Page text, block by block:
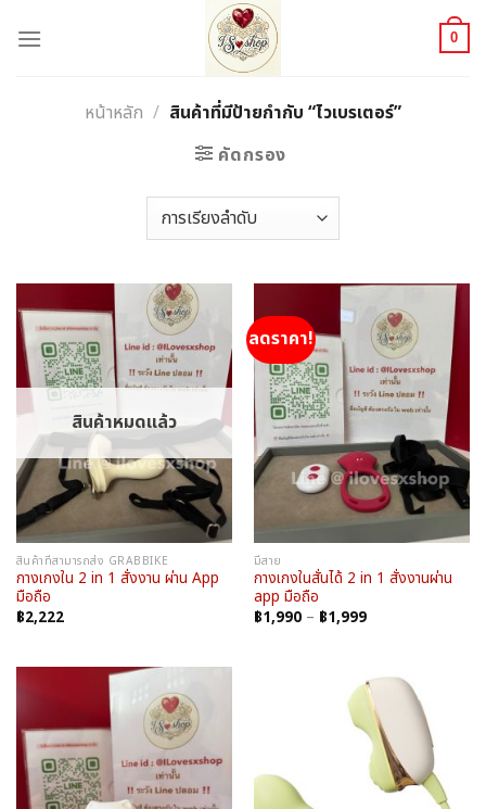
0
หน้าหลัก / สินค้าที่มีป้ายกำกับ “ไวเบรเตอร์”
คัดกรอง
สินค้าหมดแล้ว
สินค้าที่สามารถส่ง GRABBIKE
กางเกงใน 2 in 1 สั่งงาน ผ่าน App
มือถือ
฿2,222
ลดราคา!
มีสาย
กางเกงในสั่นได้ 2 in 1 สั่งงานผ่าน
app มือถือ
฿1,990 – ฿1,999Price
฿1,999